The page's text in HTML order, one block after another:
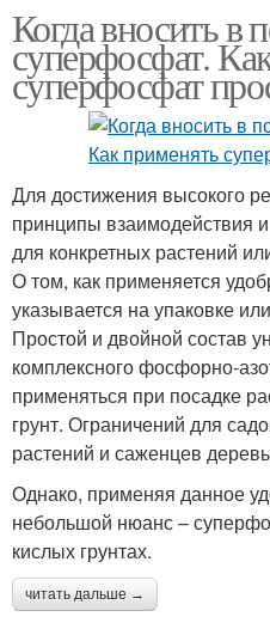
Когда вносить в
суперфосфат.
суперфосфат
Для достижения высокого
принципы взаимодействия
для конкретных растений
О том, как применяется
указывается на упаковке
Простой и двойной состав
комплексного фосфорно-
применяться при посадке
грунт. Ограничений для
растений и саженцев
Однако, применяя данное
небольшой нюанс –
кислых грунтах.
читать дальше →